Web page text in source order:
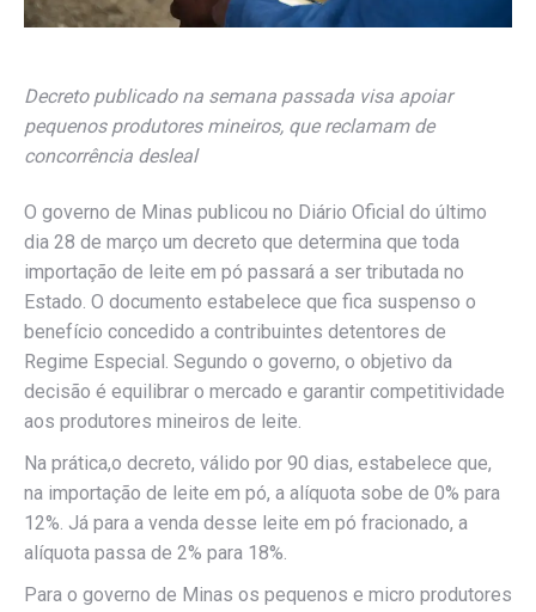
Decreto publicado na semana passada visa apoiar
pequenos produtores mineiros, que reclamam de
concorrência desleal
O governo de Minas publicou no Diário Oficial do último
dia 28 de março um decreto que determina que toda
importação de leite em pó passará a ser tributada no
Estado. O documento estabelece que fica suspenso o
benefício concedido a contribuintes detentores de
Regime Especial. Segundo o governo, o objetivo da
decisão é equilibrar o mercado e garantir competitividade
aos produtores mineiros de leite.
Na prática,o decreto, válido por 90 dias, estabelece que,
na importação de leite em pó, a alíquota sobe de 0% para
12%. Já para a venda desse leite em pó fracionado, a
alíquota passa de 2% para 18%.
Para o governo de Minas os pequenos e micro produtores